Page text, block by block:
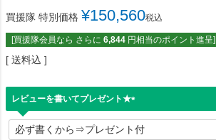
買援隊 特別価格 ¥150,560税込
[買援隊会員なら さらに 6,844 円相当のポイント進呈]
送料込
レビューを書いてプレゼント★
(
必